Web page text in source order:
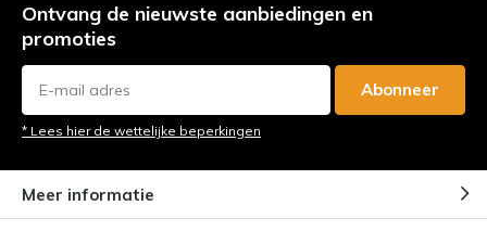
Ontvang de nieuwste aanbiedingen en
promoties
Abonneer
* Lees hier de wettelijke beperkingen
Meer informatie